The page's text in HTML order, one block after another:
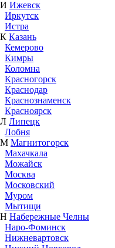
И Ижевск
Иркутск
Истра
К Казань
Кемерово
Кимры
Коломна
Красногорск
Краснодар
Краснознаменск
Красноярск
Л Липецк
Лобня
М Магнитогорск
Махачкала
Можайск
Москва
Московский
Муром
Мытищи
Н Набережные Челны
Наро-Фоминск
Нижневартовск